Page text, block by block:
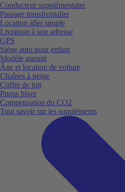
Conducteur supplémentaire
Passage transfrontalier
Location aller simple
Livraison à une adresse
GPS
Siège auto pour enfant
Modèle garanti
Âge et location de voiture
Chaînes à neige
Coffre de toit
Pneus hiver
Compensation du CO2
Tout savoir sur les suppléments